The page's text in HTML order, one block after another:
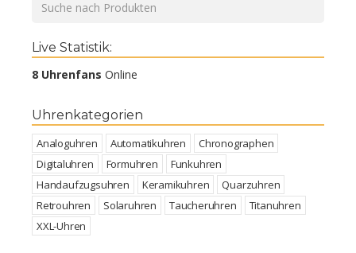
Live Statistik:
8 Uhrenfans Online
Uhrenkategorien
Analoguhren Automatikuhren
Chronographen
Digitaluhren
Formuhren
Funkuhren
Handaufzugsuhren
Keramikuhren
Quarzuhren
Retrouhren
Solaruhren Taucheruhren
Titanuhren
XXL-Uhren